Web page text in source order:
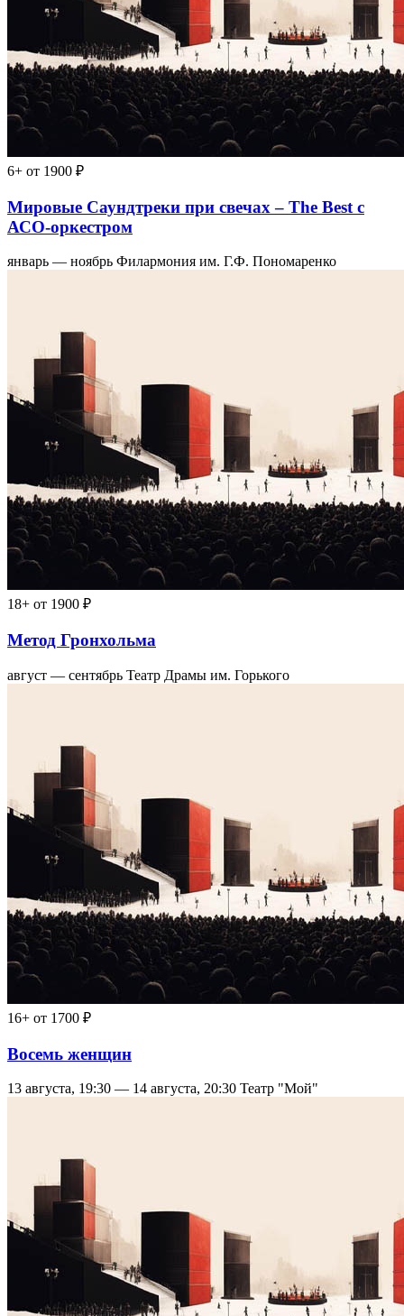
6+ от 1900 ₽
Мировые Саундтреки при свечах – The Best с
АСО-оркестром
январь — ноябрь Филармония им. Г.Ф. Пономаренко
18+ от 1900 ₽
Метод Гронхольма
август — сентябрь Театр Драмы им. Горького
16+ от 1700 ₽
Восемь женщин
13 августа, 19:30 — 14 августа, 20:30 Театр "Мой"